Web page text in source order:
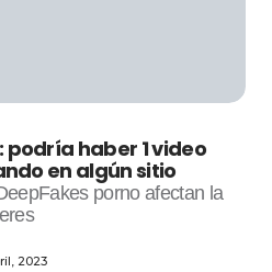
haber 1 video
en algún sitio
porno afectan la
2023